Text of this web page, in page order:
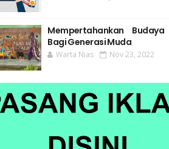
Mempertahankan
Bagi Generasi Muda
Warta Nias Nov 23, 2022